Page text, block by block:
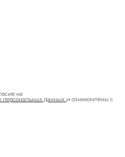
на
персональных данных и ознакомлены с